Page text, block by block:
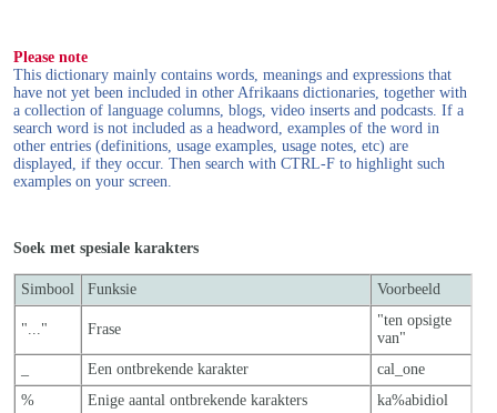
Please note
This dictionary mainly contains words, meanings and expressions that
have not yet been included in other Afrikaans dictionaries, together with
a collection of language columns, blogs, video inserts and podcasts. If a
search word is not included as a headword, examples of the word in
other entries (definitions, usage examples, usage notes, etc) are
displayed, if they occur. Then search with CTRL-F to highlight such
examples on your screen.
Soek met spesiale karakters
Simbool Funksie Voorbeeld
"..." Frase
"ten opsigte
van"
Een ontbrekende karakter
cal_one
%
Enige aantal ontbrekende karakters ka%abidiol